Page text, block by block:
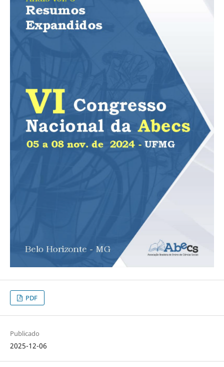
PDF
Publicado
2025-12-06